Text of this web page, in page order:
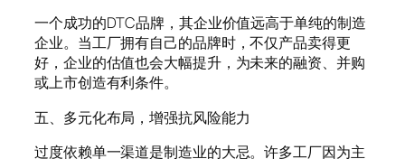
一个成功的DTC品牌，其企业价值远高于单纯的制造
企业。当工厂拥有自己的品牌时，不仅产品卖得更
好，企业的估值也会大幅提升，为未来的融资、并购
或上市创造有利条件。
五、多元化布局，增强抗风险能力
过度依赖单一渠道是制造业的大忌。许多工厂因为主